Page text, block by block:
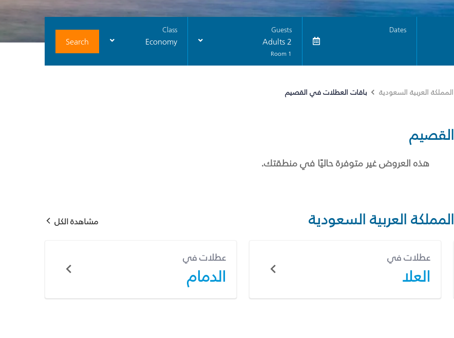
Dates
Guests
2 Adults
1 Room
Class
Economy
Search
المملكة العربية السعودية باقات العطلات في القصيم
القصيم
هذه العروض غير متوفرة حاليًا في منطقتك.
المملكة العربية السعودية مشاهدة الكل
عطلات في
العلا
عطلات في
الدمام